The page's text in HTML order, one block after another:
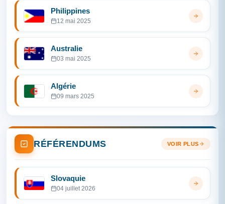
Philippines
12 mai 2025
Australie
03 mai 2025
Algérie
09 mars 2025
RÉFÉRENDUMS VOIR PLUS
Slovaquie
04 juillet 2026